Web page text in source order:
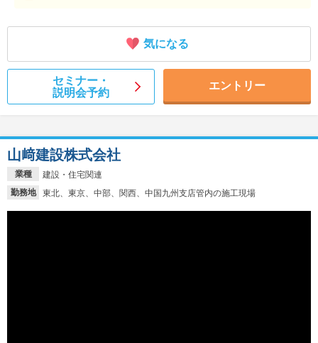
気になる
セミナー・
説明会予約
エントリー
業種
建設・住宅関連
勤務地
東北、東京、中部、関西、中国九州支店管内の施工現場
山﨑建設株式会社